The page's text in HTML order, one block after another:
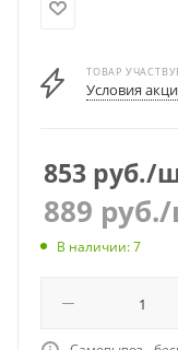
ТОВАР
Условия
853 руб./
889 руб./
В наличии: 7